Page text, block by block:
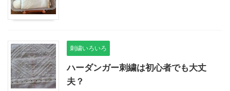
刺繍いろいろ
ハーダンガー刺繍は初心者でも大丈
夫？